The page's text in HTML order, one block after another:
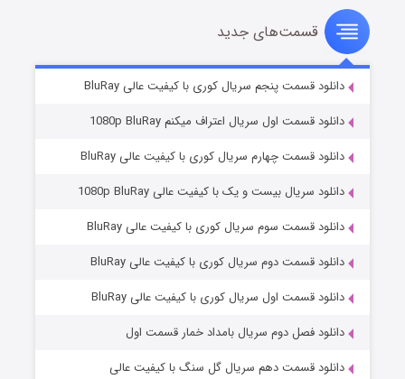
سریال زشت
قسمت۲ (زیرنویس) منتشر شد
مردگان متحرک: شهر مرده ۳
قسمت۲ (زیرنویس) منتشر شد
قسمت‌های جدید
دانلود قسمت پنجم سریال کوری با کیفیت عالی BluRay
دانلود قسمت اول سریال اعتراف میکنم 1080p BluRay
دانلود قسمت چهارم سریال کوری با کیفیت عالی BluRay
دانلود سریال بیست و یک با کیفیت عالی 1080p BluRay
دانلود قسمت سوم سریال کوری با کیفیت عالی BluRay
دانلود قسمت دوم سریال کوری با کیفیت عالی BluRay
دانلود قسمت اول سریال کوری با کیفیت عالی BluRay
دانلود فصل دوم سریال بامداد خمار قسمت اول
دانلود قسمت دهم سریال گل سنگ با کیفیت عالی